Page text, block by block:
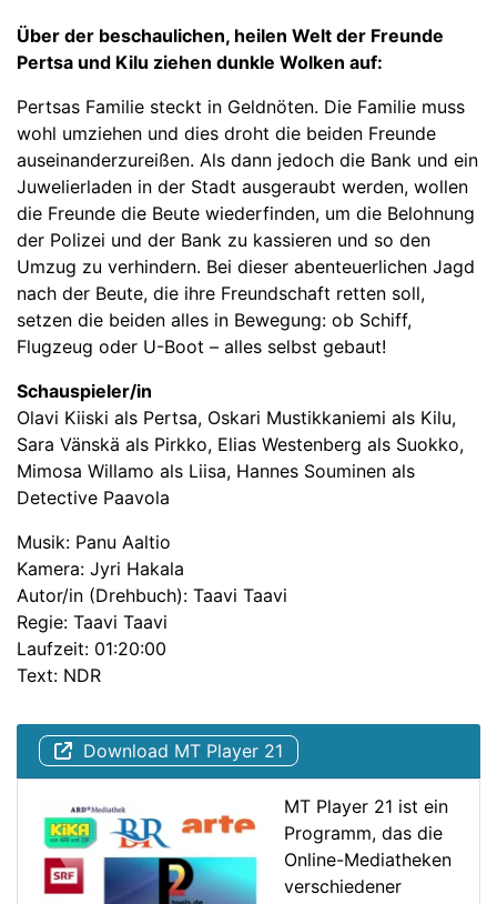
Über der beschaulichen, heilen Welt der Freunde
Pertsa und Kilu ziehen dunkle Wolken auf:
Pertsas Familie steckt in Geldnöten. Die Familie muss
wohl umziehen und dies droht die beiden Freunde
auseinanderzureißen. Als dann jedoch die Bank und ein
Juwelierladen in der Stadt ausgeraubt werden, wollen
die Freunde die Beute wiederfinden, um die Belohnung
der Polizei und der Bank zu kassieren und so den
Umzug zu verhindern. Bei dieser abenteuerlichen Jagd
nach der Beute, die ihre Freundschaft retten soll,
setzen die beiden alles in Bewegung: ob Schiff,
Flugzeug oder U-Boot – alles selbst gebaut!
Schauspieler/in
Olavi Kiiski als Pertsa, Oskari Mustikkaniemi als Kilu,
Sara Vänskä als Pirkko, Elias Westenberg als Suokko,
Mimosa Willamo als Liisa, Hannes Souminen als
Detective Paavola
Musik: Panu Aaltio
Kamera: Jyri Hakala
Autor/in (Drehbuch): Taavi Taavi
Regie: Taavi Taavi
Laufzeit: 01:20:00
Text: NDR
Download MT Player 21
MT Player 21 ist ein
Programm, das die
Online-Mediatheken
verschiedener